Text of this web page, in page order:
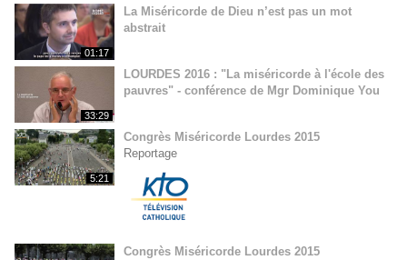
01:17
La Miséricorde de Dieu n’est pas un mot
abstrait
33:29
LOURDES 2016 : "La miséricorde à l'école des
pauvres" - conférence de Mgr Dominique You
5:21
Congrès Miséricorde Lourdes 2015
Reportage
Congrès Miséricorde Lourdes 2015